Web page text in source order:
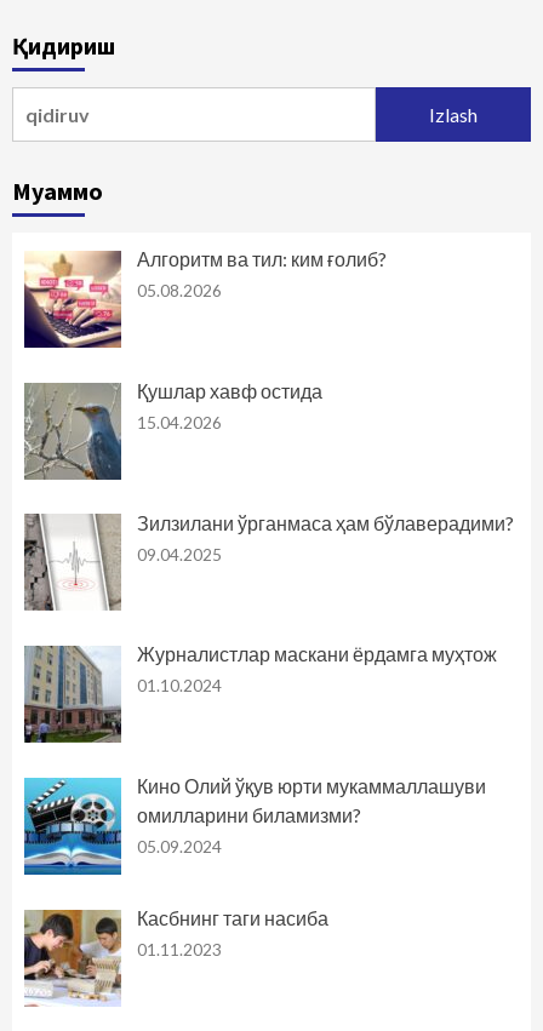
Қидириш
Муаммо
Алгоритм ва тил: ким ғолиб?
05.08.2026
Қушлар хавф остида
15.04.2026
Зилзилани ўрганмаса ҳам бўлаверадими?
09.04.2025
Журналистлар маскани ёрдамга муҳтож
01.10.2024
Кино Олий ўқув юрти мукаммаллашуви
омилларини биламизми?
05.09.2024
Касбнинг таги насиба
01.11.2023